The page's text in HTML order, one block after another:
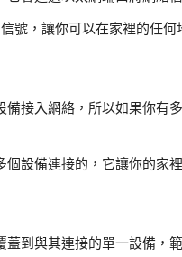
號，讓你可以在家裡的任
備接入網絡，所以如果你有
個設備連接的，它讓你的家
到與其連接的單一設備，